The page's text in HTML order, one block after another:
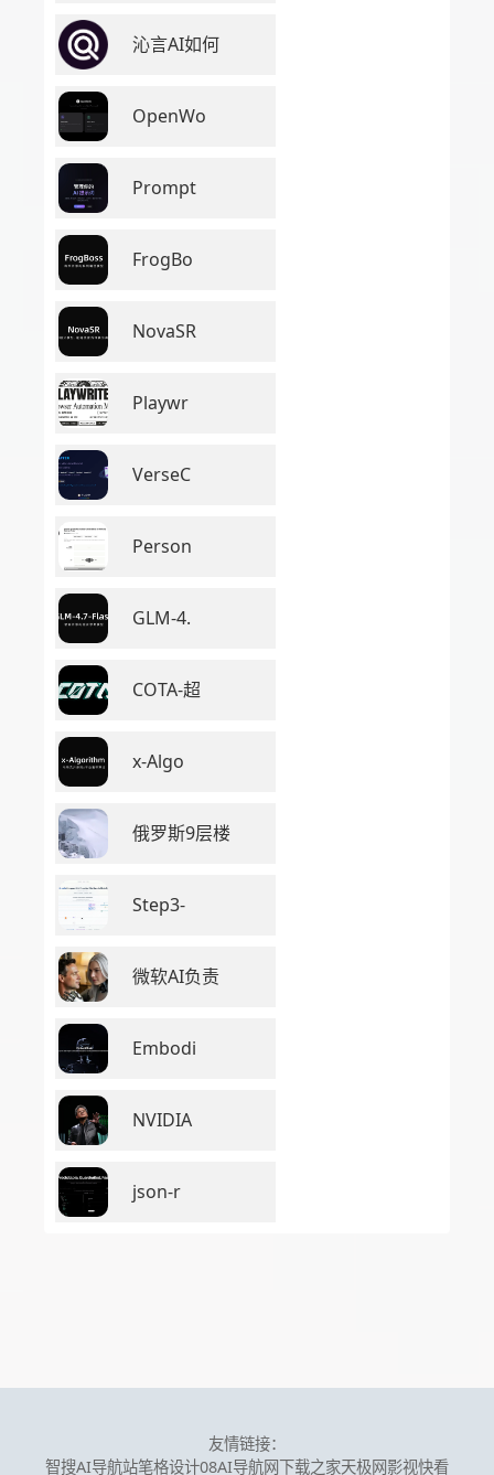
沁言AI如何
OpenWo
Prompt
FrogBo
NovaSR
Playwr
VerseC
Person
GLM-4.
COTA-超
x-Algo
俄罗斯9层楼
Step3-
微软AI负责
Embodi
NVIDIA
json-r
友情链接：
智搜AI导航站笔格设计08AI导航网下载之家天极网影视快看